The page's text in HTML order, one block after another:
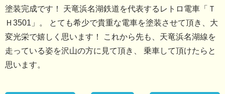
塗装完成です！ 天竜浜名湖鉄道を代表するレトロ電車「Ｔ
Ｈ3501」。 とても希少で貴重な電車を塗装させて頂き、大
変光栄で嬉しく思います！ これから先も、天竜浜名湖線を
走っている姿を沢山の方に見て頂き、 乗車して頂けたらと
思います。